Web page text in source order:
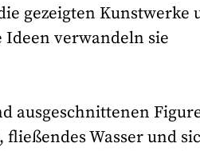
gezeigten Kunstwerke
Ideen verwandeln sie
ausgeschnittenen
Wasser und